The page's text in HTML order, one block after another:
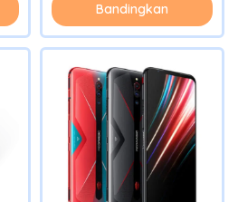
Bandingkan